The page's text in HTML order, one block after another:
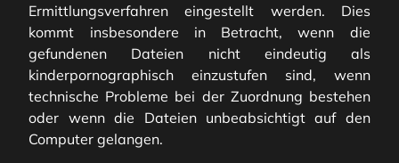
Ermittlungsverfahren eingestellt werden. Dies
kommt insbesondere in Betracht, wenn die
gefundenen Dateien nicht eindeutig als
kinderpornographisch einzustufen sind, wenn
technische Probleme bei der Zuordnung bestehen
oder wenn die Dateien unbeabsichtigt auf den
Computer gelangen.